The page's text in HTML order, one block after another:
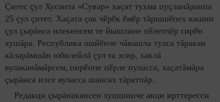
Çитес çул Хусанта «Сувар» хаçат тухма пуçланăранпа
25 çул çитет. Хаçата çак чӗрӗк ӗмӗр тăршшӗпех кашни
çул çырăнса илекенсем те йышлине пӗлетпӗр сирӗн
хушăра. Республика шайӗнче чăвашла тухса тăракан
кăларăмшăн юбилейлă çул та эсир, хаклă
вулаканăмăрсем, пирӗнпе пӗрле пуласса, хаçатăмăра
çырăнса илсе вуласса шансах тăратпăр.
Редакци çырăнакансен хушшинче акци ирттересси